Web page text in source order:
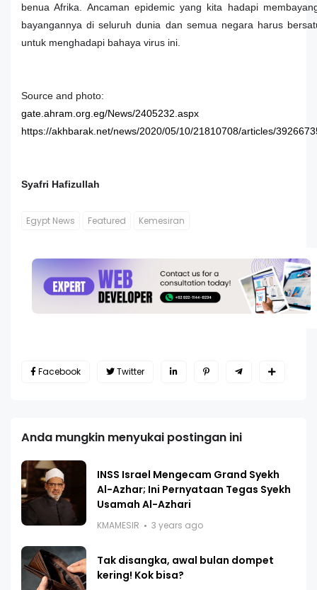
benua Afrika. Ancaman epidemic yang kita hadapi
bayangannya di seluruh dunia dan semua negara harus
untuk menghadapi bahaya virus ini.
Source and photo:
gate.ahram.org.eg/News/2405232.aspx
https://akhbarak.net/news/2020/05/10/21810708/articles/
Syafri Hafizullah
Egypt News Featured Kemesiran
Facebook Twitter
Anda mungkin menyukai postingan ini
INSS Israel Mengecam Grand Syekh
Al-Azhar; Ini Pernyataan Tegas Syekh
Usamah Al-Azhari
KMAMESIR 3 years ago
Tak disangka, awal bulan dompet
kering! Kok bisa?